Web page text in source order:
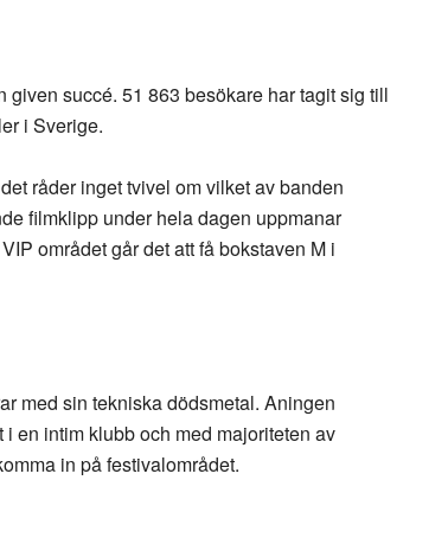
succé. 51 863 besökare har tagit sig till
i Sverige.
råder inget tvivel om vilket av banden
filmklipp under hela dagen uppmanar
området går det att få bokstaven M i
med sin tekniska dödsmetal. Aningen
en intim klubb och med majoriteten av
in på festivalområdet.